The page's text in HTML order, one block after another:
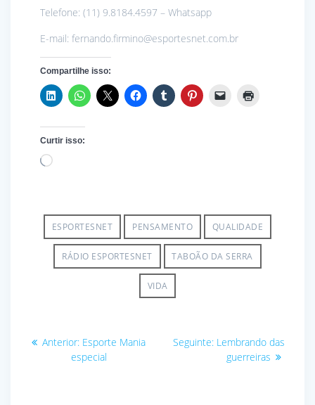
Telefone: (11) 9.8184.4597 – Whatsapp
E-mail: fernando.firmino@esportesnet.com.br
Compartilhe isso:
Curtir isso:
Carregando...
ESPORTESNET PENSAMENTO QUALIDADE
RÁDIO ESPORTESNET TABOÃO DA SERRA
VIDA
Navegação
Anterior: Post
anterior:
Esporte Mania
especial
Seguinte: Post
seguinte:
Lembrando das
guerreiras